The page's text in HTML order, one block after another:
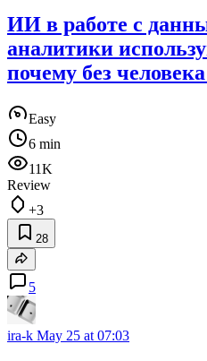
ИИ в работе с
аналитики
почему без
Easy
6 min
11K
Review
+3
28
5
ira-k May 25 at 07:03